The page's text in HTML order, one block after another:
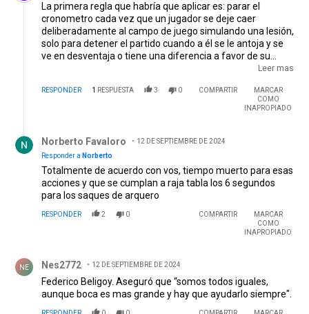
La primera regla que habría que aplicar es: parar el
cronometro cada vez que un jugador se deje caer
deliberadamente al campo de juego simulando una lesión,
solo para detener el partido cuando a él se le antoja y se
ve en desventaja o tiene una diferencia a favor de su
equipo, para que pase el tiempo, "ESTE ES EL MAYOR
PARTIDOS, QUE EN LA ARGENTINA ES
Leer mas
RESPONDER 1 RESPUESTA 3 0 COMPARTIR
MARCAR
COMO
INAPROPIADO
Norberto Favaloro
12 DE SEPTIEMBRE DE 2024
Responder a Norberto
Totalmente de acuerdo con vos, tiempo muerto para esas
acciones y que se cumplan a raja tabla los 6 segundos
para los saques de arquero
RESPONDER 2 0 COMPARTIR
MARCAR
COMO
INAPROPIADO
NE Nes2772 12 DE SEPTIEMBRE DE 2024
Federico Beligoy. Aseguró que “somos todos iguales,
aunque boca es mas grande y hay que ayudarlo siempre".